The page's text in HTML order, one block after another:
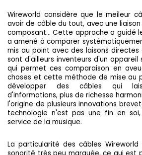
Wireworld considère que le meileur
avoir de câble du tout, avec une
composant... Cette approche a guidé
a amené à comparer
mis au point avec des laisons directes
sont d'ailleurs inventeurs d'un
qui permet ces comparaison en
choses et cette méthode de mise au
développer des câbles qui
d'informations, plus de richesse
l'origine de plusieurs innovations
technologie n'est pas une fin en
service de la musique.
La particularité des câbles